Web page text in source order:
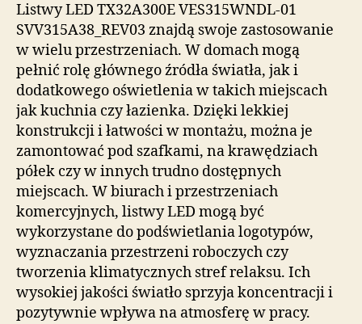
Listwy LED TX32A300E VES315WNDL-01
SVV315A38_REV03 znajdą swoje zastosowanie
w wielu przestrzeniach. W domach mogą
pełnić rolę głównego źródła światła, jak i
dodatkowego oświetlenia w takich miejscach
jak kuchnia czy łazienka. Dzięki lekkiej
konstrukcji i łatwości w montażu, można je
zamontować pod szafkami, na krawędziach
półek czy w innych trudno dostępnych
miejscach. W biurach i przestrzeniach
komercyjnych, listwy LED mogą być
wykorzystane do podświetlania logotypów,
wyznaczania przestrzeni roboczych czy
tworzenia klimatycznych stref relaksu. Ich
wysokiej jakości światło sprzyja koncentracji i
pozytywnie wpływa na atmosferę w pracy.